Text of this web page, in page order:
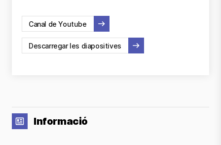
Canal de Youtube
Descarregar les diapositives
Informació